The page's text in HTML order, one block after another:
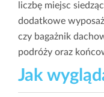
liczbę miejsc
dodatkowe
czy bagażnik
podróży oraz
Jak